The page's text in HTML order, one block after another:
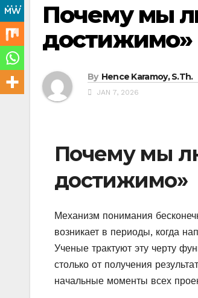
Почему мы
достижимо»
By Hence Karamoy, S.Th.
JAN 7, 2026
Почему мы
достижимо»
Механизм понимания
возникает в периоды, когда
Ученые трактуют эту черту
столько от получения
начальные моменты всех